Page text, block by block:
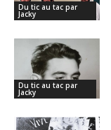
Du tic au tac par
Jacky
Du tic au tac par
Jacky